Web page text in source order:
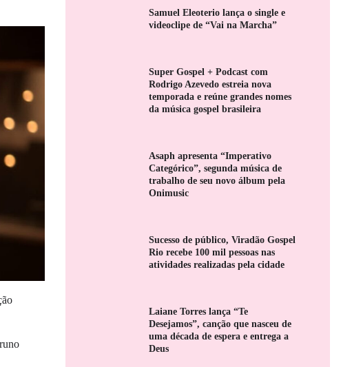
Samuel Eleoterio lança o single e
videoclipe de “Vai na Marcha”
Super Gospel + Podcast com
Rodrigo Azevedo estreia nova
temporada e reúne grandes nomes
da música gospel brasileira
Asaph apresenta “Imperativo
Categórico”, segunda música de
trabalho de seu novo álbum pela
Onimusic
Sucesso de público, Viradão Gospel
Rio recebe 100 mil pessoas nas
atividades realizadas pela cidade
Laiane Torres lança “Te
Desejamos”, canção que nasceu de
uma década de espera e entrega a
Deus